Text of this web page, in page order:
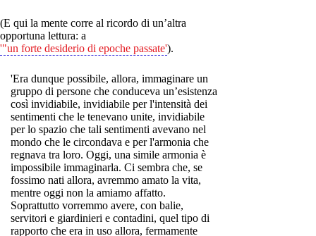
(E qui la mente corre al ricordo di un’altra
opportuna lettura: a
'"un forte desiderio di epoche passate').
'Era dunque possibile, allora, immaginare un
gruppo di persone che conduceva un’esistenza
così invidiabile, invidiabile per l'intensità dei
sentimenti che le tenevano unite, invidiabile
per lo spazio che tali sentimenti avevano nel
mondo che le circondava e per l'armonia che
regnava tra loro. Oggi, una simile armonia è
impossibile immaginarla. Ci sembra che, se
fossimo nati allora, avremmo amato la vita,
mentre oggi non la amiamo affatto.
Soprattutto vorremmo avere, con balie,
servitori e giardinieri e contadini, quel tipo di
rapporto che era in uso allora, fermamente